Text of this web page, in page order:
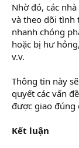
Nhờ đó, các
và theo dõi tình
nhanh chóng
hoặc bị hư
v.v.
Thông tin này
quyết các vấn
được giao đúng
Kết luận